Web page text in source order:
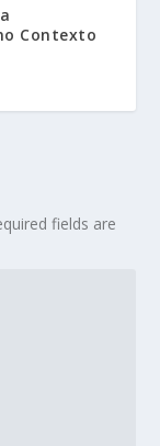
Contexto
fields are